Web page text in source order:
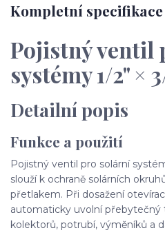
Kompletní specifikace
Pojistný ventil
systémy 1/2" ×
Detailní popis
Funkce a použití
Pojistný ventil pro solární
slouží k ochraně solárních
přetlakem. Při dosažení
automaticky uvolní přebytečný
kolektorů, potrubí, výměníků a